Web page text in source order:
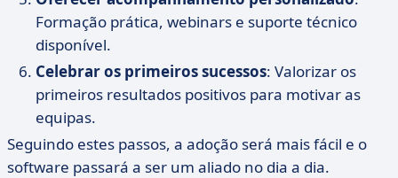
Formação prática, webinars e suporte técnico
disponível.
Celebrar os primeiros sucessos: Valorizar os
primeiros resultados positivos para motivar as
equipas.
Seguindo estes passos, a adoção será mais fácil e o
software passará a ser um aliado no dia a dia.